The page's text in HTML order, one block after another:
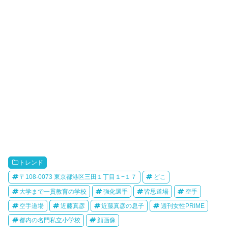
トレンド
〒108-0073 東京都港区三田１丁目１−１７ どこ
大学まで一貫教育の学校 強化選手 皆思道場 空手
空手道場 近藤真彦 近藤真彦の息子 週刊女性PRIME
都内の名門私立小学校 顔画像